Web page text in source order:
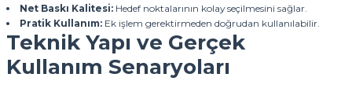
Net Baskı Kalitesi:Hedef noktalarının kolay seçilmesini sağlar.
Pratik Kullanım:Ek işlem gerektirmeden doğrudan kullanılabilir.
Teknik Yapı ve Gerçek
Kullanım Senaryoları